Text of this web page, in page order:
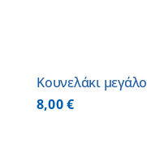
Κουνελάκι
8,00€